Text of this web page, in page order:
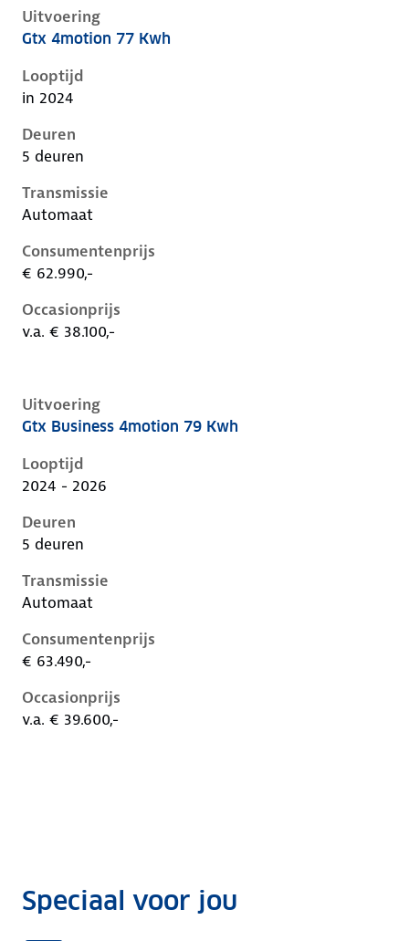
Uitvoering
Volkswagen ID.5 i, 77 kwh, 250 kW, Elektrisch, 5
Gtx 4motion 77 Kwh
Looptijd
in 2024
Deuren
5 deuren
Transmissie
Automaat
Consumentenprijs
€ 62.990,-
Occasionprijs
v.a. € 38.100,-
Uitvoering
Volkswagen ID.5 i, 79 kwh, 250 kW, Elektrisch, 5
Gtx Business 4motion 79 Kwh
Looptijd
2024 - 2026
Deuren
5 deuren
Transmissie
Automaat
Consumentenprijs
€ 63.490,-
Occasionprijs
v.a. € 39.600,-
Speciaal voor jou